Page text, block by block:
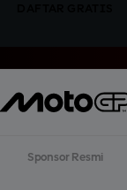
Sponsor Resmi